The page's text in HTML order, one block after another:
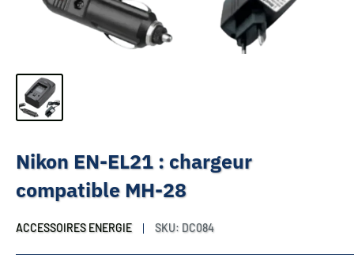
Nikon EN-EL21 : chargeur
compatible MH-28
ACCESSOIRES ENERGIE SKU: DC084